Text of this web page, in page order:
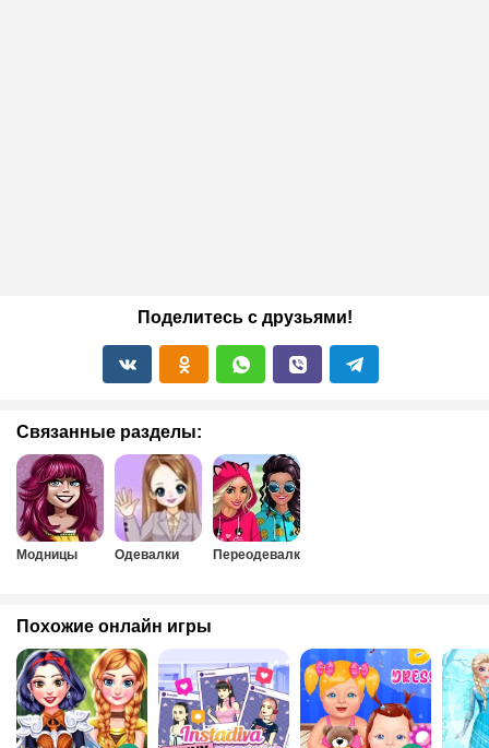
Поделитесь с друзьями!
Связанные разделы:
Модницы Одевалки Переодевалки
Похожие онлайн игры